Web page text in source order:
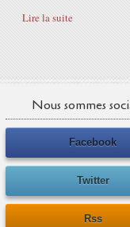
Lire la suite
Nous sommes
Facebook
Twitter
Rss